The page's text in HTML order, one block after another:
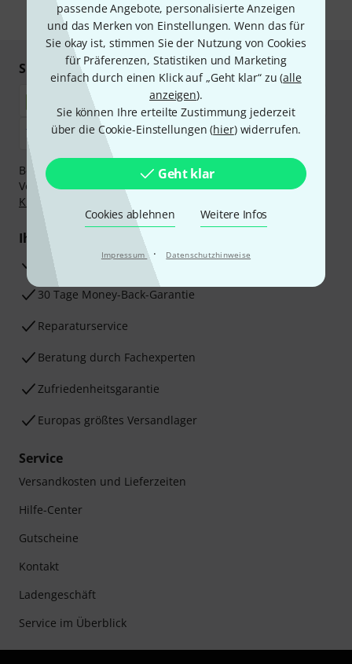
passende Angebote, personalisierte Anzeigen
und das Merken von Einstellungen. Wenn das für
Sie okay ist, stimmen Sie der Nutzung von Cookies
für Präferenzen, Statistiken und Marketing
einfach durch einen Klick auf „Geht klar“ zu (alle
anzeigen).
Sie können Ihre erteilte Zustimmung jederzeit
über die Cookie-Einstellungen (hier) widerrufen.
Geht klar
Cookies ablehnen Weitere Infos
Impressum · Datenschutzhinweise
* Pflichtfeld
Sicher einkaufen & bezahlen
Bezahlen Sie vertraulich und sicher per Nachnahme,
Vorkasse, PayPal, Amazon Pay,Klarna Sofort bezahlen,
Klarna Ratenzahlungoder Kreditkarte.
Ihre Vorteile
3 Jahre Thomann Garantie
30 Tage Money-Back-Garantie
Reparaturservice
Beratung durch Fachexperten
Zufriedenheitsgarantie
Europas größtes Versandlager
Service
Versandkosten und Lieferzeiten
Hilfe-Center
Gutscheine
Kontakt
Ladengeschäft
Service im Überblick